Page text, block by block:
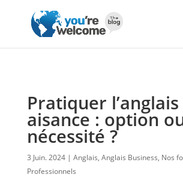
Pratiquer
aisance : option
nécessité ?
3 Juin. 2024 Anglais, Anglais Business, Nos
Professionnels